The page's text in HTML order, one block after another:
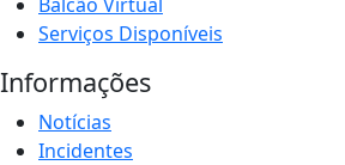
Serviços Disponíveis
Informações
Notícias
Incidentes